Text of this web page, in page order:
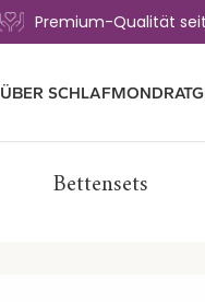
ÜBER SCHLAFMOND
Bettensets
Premium-Qualität